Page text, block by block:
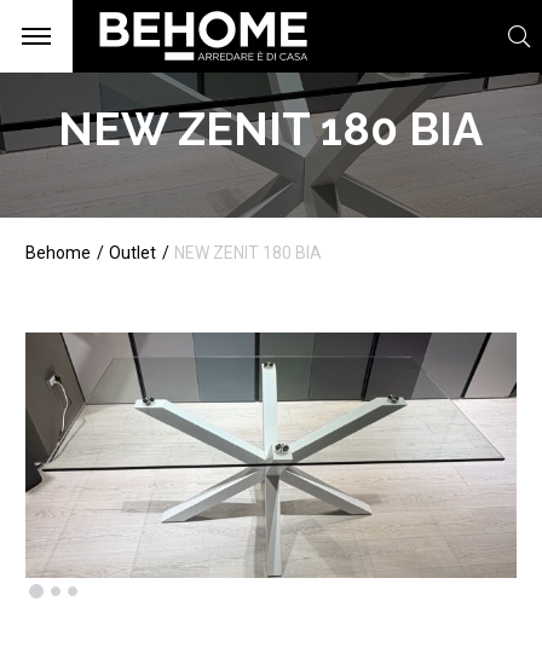
NEW ZENIT 180 BIA
Behome Outlet NEW ZENIT 180 BIA